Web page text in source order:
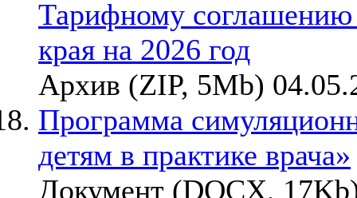
Тарифному
края на 2026 год
Архив (ZIP, 5Mb)
Программа
детям в практике врача»
Документ (DOCX,